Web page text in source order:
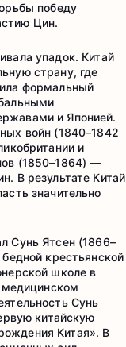
победу
Цин.
упадок. Китай
страну, где
формальный
и Японией.
войн (1840–1842
и
(1850–1864) —
В результате Китай
значительно
Сунь Ятсен (1866–
крестьянской
школе в
медицинском
Сунь
китайскую
Китая». В